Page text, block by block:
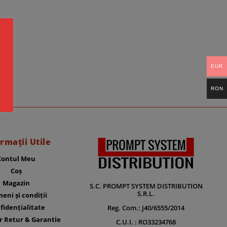
Utile
Meu
Coș
Magazin
și condiții
Retur & Garantie
S.C. PROMPT SYSTEM DISTRIBUTION
S.R.L.
Reg. Com.: J40/6555/2014
C.U.I. : RO33234768
EUR
RON